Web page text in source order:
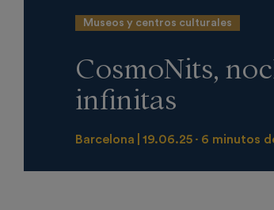
Museos y centros culturales
CosmoNits,
infinitas
Barcelona 19.06.25 6 minutos